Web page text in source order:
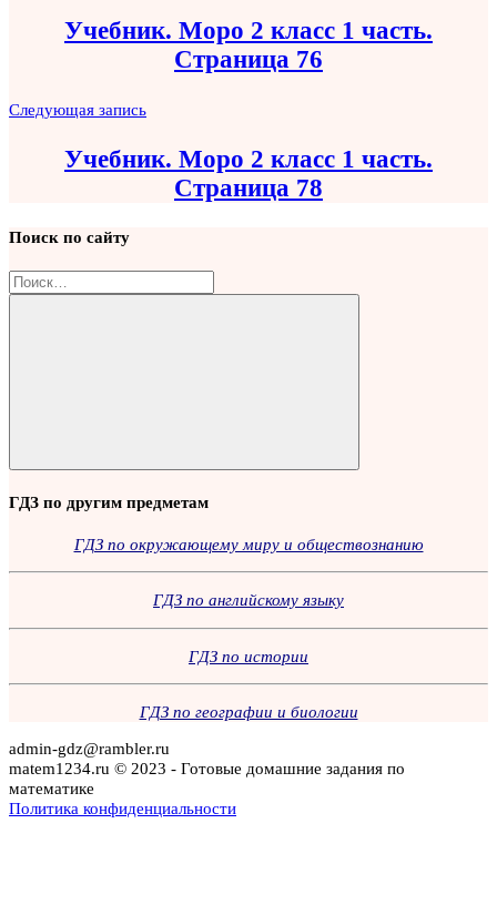
записямУчебник. Моро 2 класс 1 часть.
Страница 76
Следующая запись
Учебник. Моро 2 класс 1 часть.
Страница 78
Поиск по сайту
Найти:
Поиск
ГДЗ по другим предметам
ГДЗ по окружающему миру и обществознанию
ГДЗ по английскому языку
ГДЗ по истории
ГДЗ по географии и биологии
admin-gdz@rambler.ru
matem1234.ru © 2023 - Готовые домашние задания по
математике
Политика конфиденциальности